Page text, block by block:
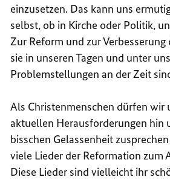
einzusetzen. Das kann uns
selbst, ob in Kirche oder Politik,
Zur Reform und zur
sie in unseren Tagen und unter
Problemstellungen an der Zeit
Als Christenmenschen dürfen wir
aktuellen Herausforderungen hin
bisschen Gelassenheit
viele Lieder der Reformation zum
Diese Lieder sind vielleicht ihr